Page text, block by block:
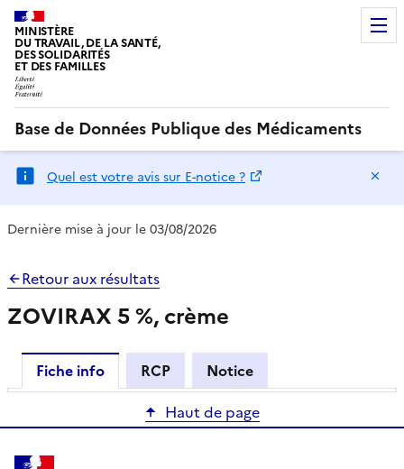
MINISTÈRE
DU TRAVAIL, DE LA SANTÉ,
DES SOLIDARITÉS
ET DES FAMILLES
Base de Données Publique des Médicaments
Quel est votre avis sur E-notice ?
Dernière mise à jour le 03/08/2026
Retour aux résultats
ZOVIRAX 5 %, crème
Fiche info RCP
Notice
Haut de page